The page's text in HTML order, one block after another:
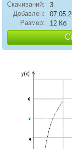
Скачиваний:
3
Добавлен:
Размер:
12 Кб